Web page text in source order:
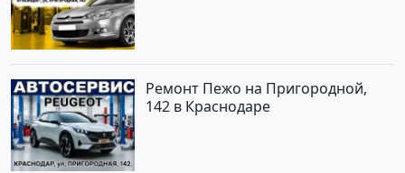
Ремонт Пежо на Пригородной,
142 в Краснодаре